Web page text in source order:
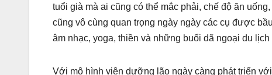
tuổi già mà ai cũng có thể mắc phải, chế độ ăn
cũng vô cùng quan trọng ngày ngày các cụ được
âm nhạc, yoga, thiền và những buổi dã ngoại du
Với mô hình viện dưỡng lão ngày càng phát triển